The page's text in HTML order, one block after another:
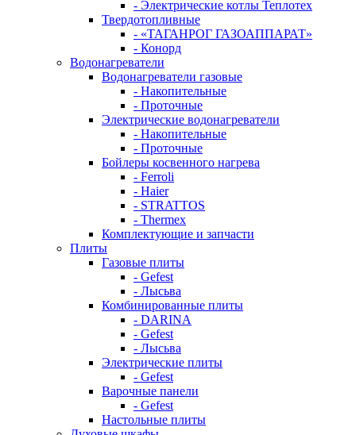
- Электрические котлы Теплотех
Твердотопливные
- «ТАГАНРОГ ГАЗОАППАРАТ»
- Конорд
Водонагреватели
Водонагреватели газовые
- Накопительные
- Проточные
Электрические водонагреватели
- Накопительные
- Проточные
Бойлеры косвенного нагрева
- Ferroli
- Haier
- STRATTOS
- Thermex
Комплектующие и запчасти
Плиты
Газовые плиты
- Gefest
- Лысьва
Комбинированные плиты
- DARINA
- Gefest
- Лысьва
Электрические плиты
- Gefest
Варочные панели
- Gefest
Настольные плиты